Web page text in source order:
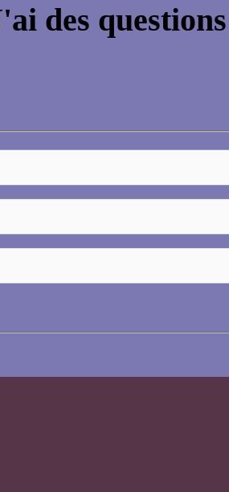
des questions